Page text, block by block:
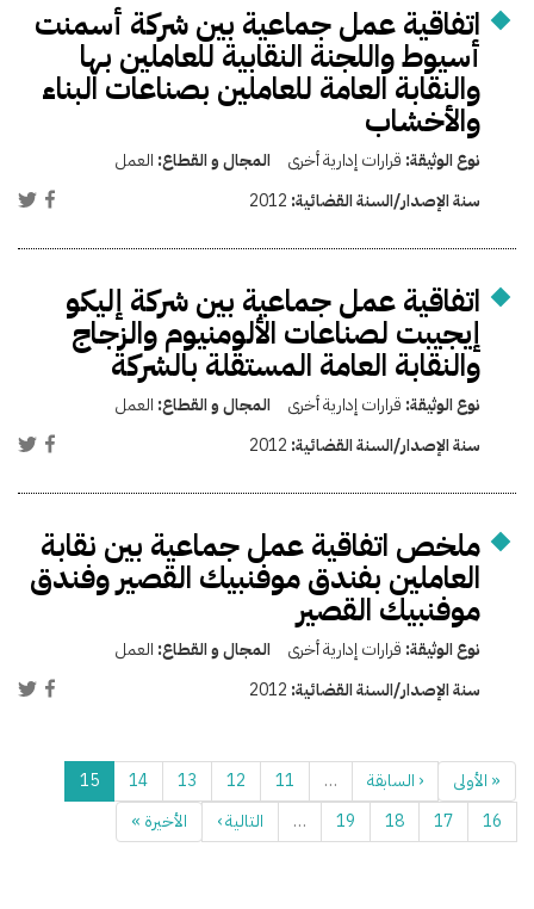
اتفاقية عمل جماعية بين شركة أسمنت
أسيوط واللجنة النقابية للعاملين بها
والنقابة العامة للعاملين بصناعات البناء
والأخشاب
نوع الوثيقة: قرارات إدارية أخرى المجال و القطاع: العمل
سنة الإصدار/السنة القضائية: 2012
اتفاقية عمل جماعية بين شركة إليكو
إيجيبت لصناعات الألومنيوم والزجاج
والنقابة العامة المستقلة بالشركة
نوع الوثيقة: قرارات إدارية أخرى المجال و القطاع: العمل
سنة الإصدار/السنة القضائية: 2012
ملخص اتفاقية عمل جماعية بين نقابة
العاملين بفندق موفنبيك القصير وفندق
موفنبيك القصير
نوع الوثيقة: قرارات إدارية أخرى المجال و القطاع: العمل
سنة الإصدار/السنة القضائية: 2012
« الأولى ‹ السابقة …
11
12
13
14
15
16
17
18
19
… التالية › الأخيرة »